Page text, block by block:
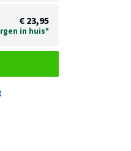
€ 23,95
in huis*